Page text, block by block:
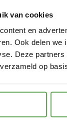
van cookies
en
Ook delen
Deze
op
de
Lees meer